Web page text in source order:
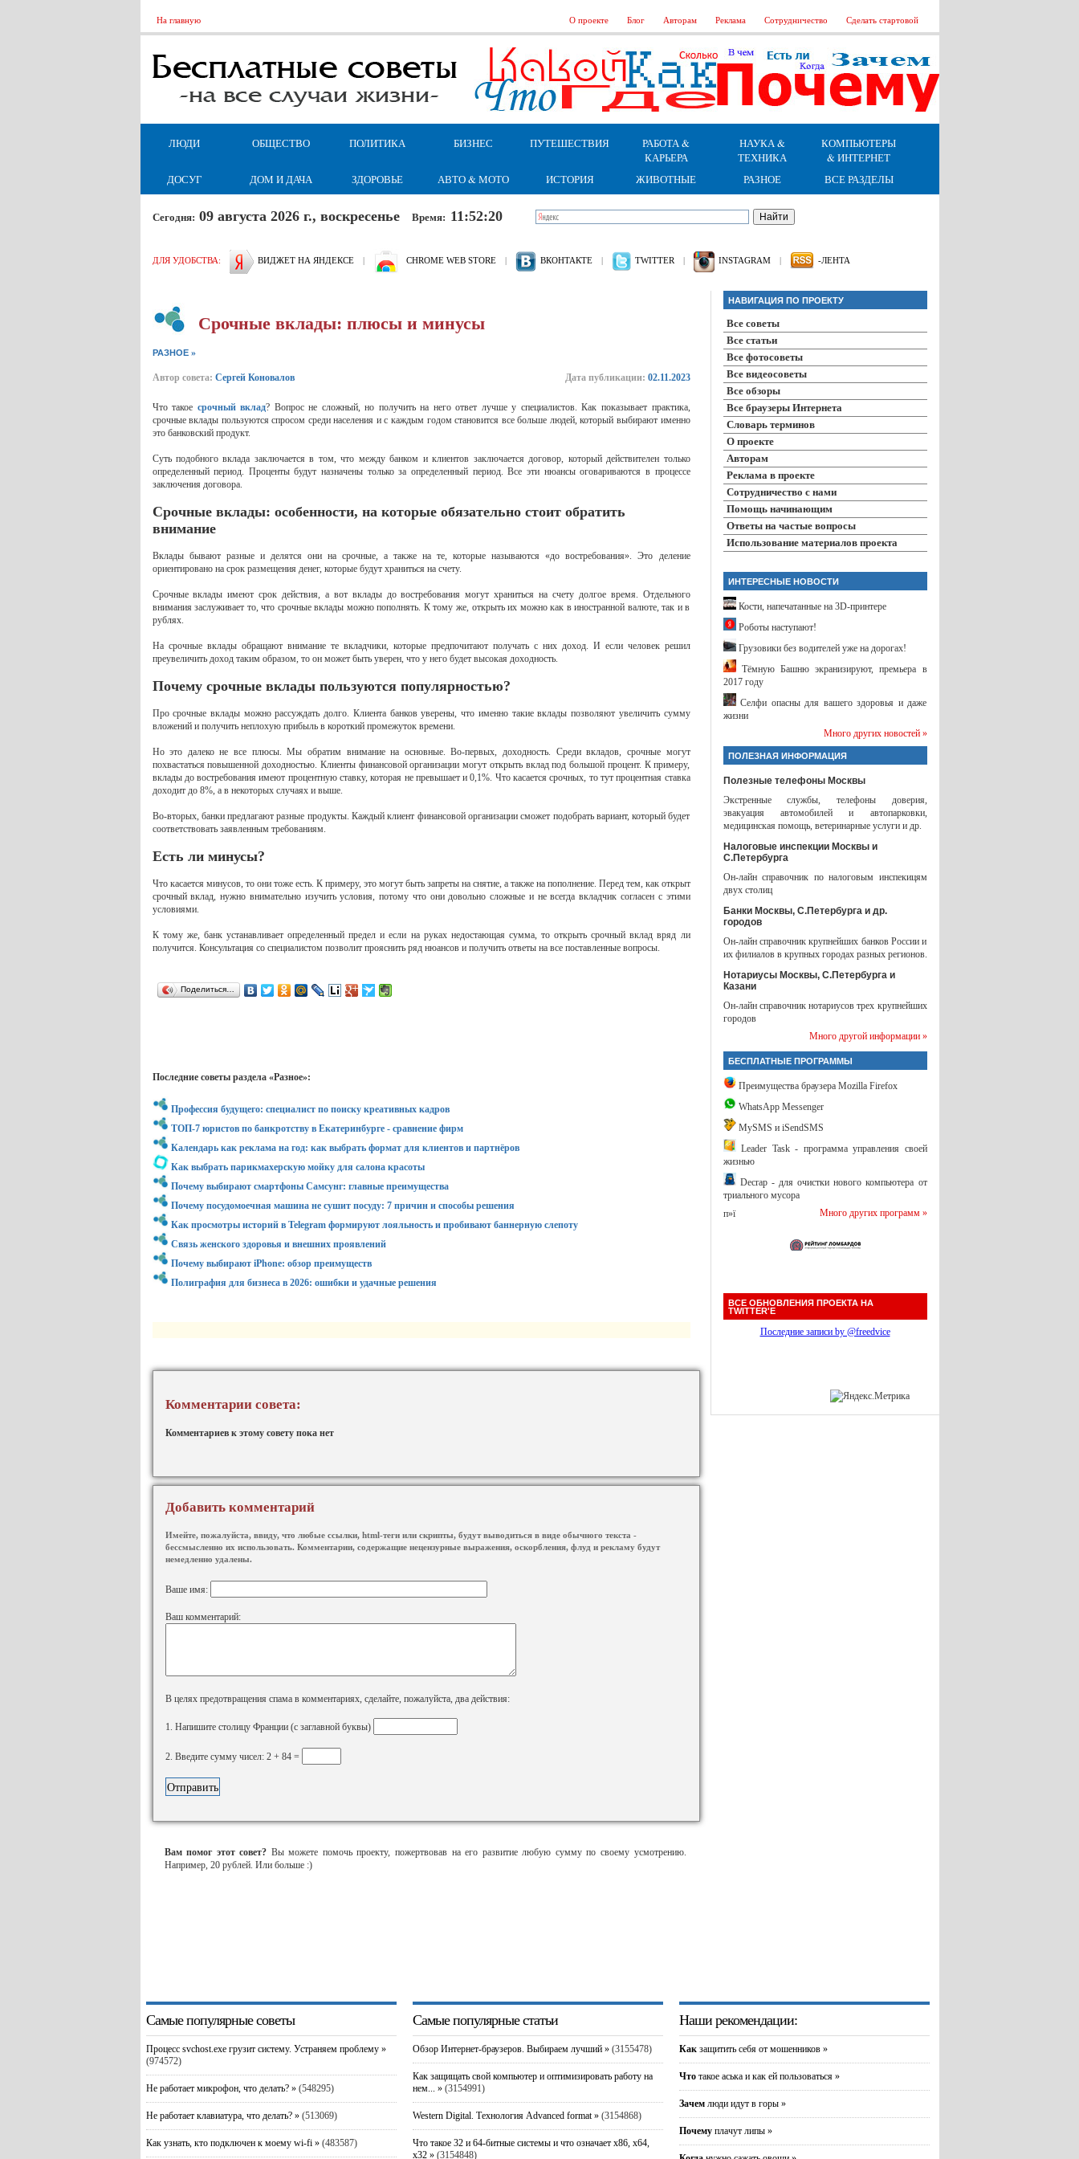
На главную О проекте Блог Авторам Реклама Сотрудничество Сделать стартовой
ЛЮДИ ОБЩЕСТВО ПОЛИТИКА БИЗНЕС ПУТЕШЕСТВИЯ
РАБОТА &
КАРЬЕРА
НАУКА &
ТЕХНИКА
КОМПЬЮТЕРЫ
& ИНТЕРНЕТ
ДОСУГ
ДОМ И ДАЧА ЗДОРОВЬЕ АВТО & МОТО ИСТОРИЯ ЖИВОТНЫЕ РАЗНОЕ ВСЕ РАЗДЕЛЫ
Сегодня: 09 августа 2026 г., воскресенье Время: 11:52:20
ДЛЯ УДОБСТВА: ВИДЖЕТ НА ЯНДЕКСЕ | CHROME WEB STORE | ВКОНТАКТЕ | TWITTER | INSTAGRAM | -ЛЕНТА
Срочные вклады: плюсы и минусы
РАЗНОЕ»
Автор совета: Сергей Коновалов Дата публикации: 02.11.2023
Что такое срочный вклад? Вопрос не сложный, но получить на него ответ лучше у специалистов. Как показывает практика,
срочные вклады пользуются спросом среди населения и с каждым годом становится все больше людей, который выбирают именно
это банковский продукт.
Суть подобного вклада заключается в том, что между банком и клиентов заключается договор, который действителен только
определенный период. Проценты будут назначены только за определенный период. Все эти нюансы оговариваются в процессе
заключения договора.
Срочные вклады: особенности, на которые обязательно стоит обратить
внимание
Вклады бывают разные и делятся они на срочные, а также на те, которые называются «до востребования». Это деление
ориентировано на срок размещения денег, которые будут храниться на счету.
Срочные вклады имеют срок действия, а вот вклады до востребования могут храниться на счету долгое время. Отдельного
внимания заслуживает то, что срочные вклады можно пополнять. К тому же, открыть их можно как в иностранной валюте, так и в
рублях.
На срочные вклады обращают внимание те вкладчики, которые предпочитают получать с них доход. И если человек решил
преувеличить доход таким образом, то он может быть уверен, что у него будет высокая доходность.
Почему срочные вклады пользуются популярностью?
Про срочные вклады можно рассуждать долго. Клиента банков уверены, что именно такие вклады позволяют увеличить сумму
вложений и получить неплохую прибыль в короткий промежуток времени.
Но это далеко не все плюсы. Мы обратим внимание на основные. Во-первых, доходность. Среди вкладов, срочные могут
похвастаться повышенной доходностью. Клиенты финансовой организации могут открыть вклад под большой процент. К примеру,
вклады до востребования имеют процентную ставку, которая не превышает и 0,1%. Что касается срочных, то тут процентная ставка
доходит до 8%, а в некоторых случаях и выше.
Во-вторых, банки предлагают разные продукты. Каждый клиент финансовой организации сможет подобрать вариант, который будет
соответствовать заявленным требованиям.
Есть ли минусы?
Что касается минусов, то они тоже есть. К примеру, это могут быть запреты на снятие, а также на пополнение. Перед тем, как открыт
срочный вклад, нужно внимательно изучить условия, потому что они довольно сложные и не всегда вкладчик согласен с этими
условиями.
К тому же, банк устанавливает определенный предел и если на руках недостающая сумма, то открыть срочный вклад вряд ли
получится. Консультация со специалистом позволит прояснить ряд нюансов и получить ответы на все поставленные вопросы.
Поделиться…
Последние советы раздела «Разное»:
Профессия будущего: специалист по поиску креативных кадров
ТОП-7 юристов по банкротству в Екатеринбурге - сравнение фирм
Календарь как реклама на год: как выбрать формат для клиентов и партнёров
Как выбрать парикмахерскую мойку для салона красоты
Почему выбирают смартфоны Самсунг: главные преимущества
Почему посудомоечная машина не сушит посуду: 7 причин и способы решения
Как просмотры историй в Telegram формируют лояльность и пробивают баннерную слепоту
Связь женского здоровья и внешних проявлений
Почему выбирают iPhone: обзор преимуществ
Полиграфия для бизнеса в 2026: ошибки и удачные решения
Комментарии совета:
Комментариев к этому совету пока нет
Добавить комментарий
Имейте, пожалуйста, ввиду, что любые ссылки, html-теги или скрипты, будут выводиться в виде обычного текста -
бессмысленно их использовать. Комментарии, содержащие нецензурные выражения, оскорбления, флуд и рекламу будут
немедленно удалены.
Ваше имя:
Ваш комментарий:
В целях предотвращения спама в комментариях, сделайте, пожалуйста, два действия:
1. Напишите столицу Франции (с заглавной буквы)
2. Введите сумму чисел: 2 + 84 =
Вам помог этот совет? Вы можете помочь проекту, пожертвовав на его развитие любую сумму по своему усмотрению.
Например, 20 рублей. Или больше :)
НАВИГАЦИЯ ПО ПРОЕКТУ
Все советы
Все статьи
Все фотосоветы
Все видеосоветы
Все обзоры
Все браузеры Интернета
Словарь терминов
О проекте
Авторам
Реклама в проекте
Сотрудничество с нами
Помощь начинающим
Ответы на частые вопросы
Использование материалов проекта
ИНТЕРЕСНЫЕ НОВОСТИ
Кости, напечатанные на 3D-принтере
Роботы наступают!
Грузовики без водителей уже на дорогах!
Тёмную Башню экранизируют, премьера в
2017 году
Селфи опасны для вашего здоровья и даже
жизни
Много других новостей »
ПОЛЕЗНАЯ ИНФОРМАЦИЯ
Полезные телефоны Москвы
Экстренные службы, телефоны доверия,
эвакуация автомобилей и автопарковки,
медицинская помощь, ветеринарные услуги и др.
Налоговые инспекции Москвы и
С.Петербурга
Он-лайн справочник по налоговым инспекицям
двух столиц
Банки Москвы, С.Петербурга и др.
городов
Он-лайн справочник крупнейших банков России и
их филиалов в крупных городах разных регионов.
Нотариусы Москвы, С.Петербурга и
Казани
Он-лайн справочник нотариусов трех крупнейших
городов
Много другой информации »
БЕСПЛАТНЫЕ ПРОГРАММЫ
Преимущества браузера Mozilla Firefox
WhatsApp Messenger
MySMS и iSendSMS
Leader Task - программа управления своей
жизнью
Decrap - для очистки нового компьютера от
триального мусора
Много других программ »
п»ї
ВСЕ ОБНОВЛЕНИЯ ПРОЕКТА НА
TWITTER'Е
Последние записи by @freedvice
Самые популярные советы
Процесс svchost.exe грузит систему. Устраняем проблему »
(974572)
Не работает микрофон, что делать? » (548295)
Не работает клавиатура, что делать? » (513069)
Как узнать, кто подключен к моему wi-fi » (483587)
Самые популярные статьи
Обзор Интернет-браузеров. Выбираем лучший » (3155478)
Как защищать свой компьютер и оптимизировать работу на
нем... » (3154991)
Western Digital. Технология Advanced format » (3154868)
Что такое 32 и 64-битные системы и что означает x86, x64,
x32 » (3154848)
Наши рекомендации:
Как защитить себя от мошенников »
Что такое аська и как ей пользоваться »
Зачем люди идут в горы »
Почему плачут липы »